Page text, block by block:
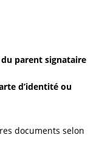
parent signataire
d’identité ou
documents selon